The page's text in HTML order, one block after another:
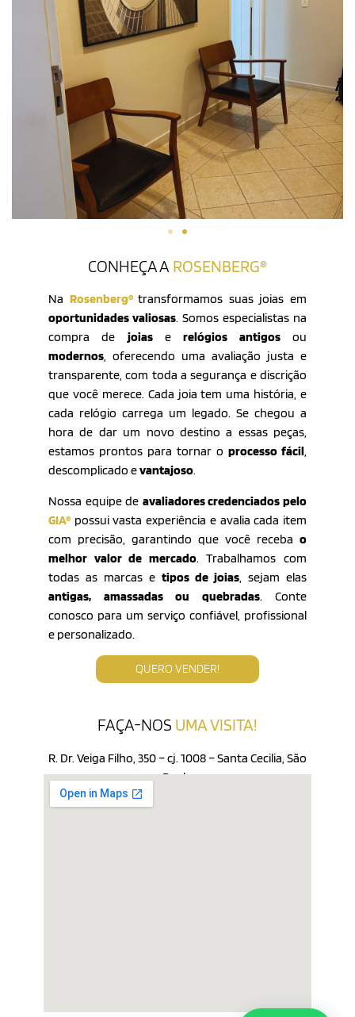
CONHEÇA A ROSENBERG®
Na Rosenberg®transformamos suas joias em
oportunidades valiosas. Somos especialistas na
compra de joiaserelógios antigosou
modernos, oferecendo uma avaliação justa e
transparente, com toda a segurança e discrição
que você merece. Cada joia tem uma história, e
cada relógio carrega um legado. Se chegou a
hora de dar um novo destino a essas peças,
estamos prontos para tornar o processo fácil,
descomplicado evantajoso.
Nossa equipe de avaliadores credenciados pelo
GIA® possui vasta experiência e avalia cada item
com precisão, garantindo que você receba o
melhor valor de mercado. Trabalhamos com
todas as marcas e tipos de joias, sejam elas
antigas, amassadas ou quebradas. Conte
conosco para um serviço confiável, profissional
e personalizado.
QUERO VENDER!
FAÇA-NOS UMA VISITA!
R. Dr. Veiga Filho, 350 – cj. 1008 – Santa Cecilia, São
Paulo